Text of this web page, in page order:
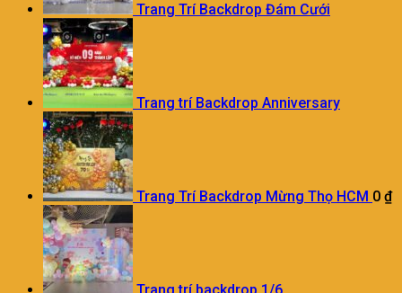
Trang Trí Backdrop Đám Cưới
Trang trí Backdrop Anniversary
Trang Trí Backdrop Mừng Thọ HCM 0 ₫